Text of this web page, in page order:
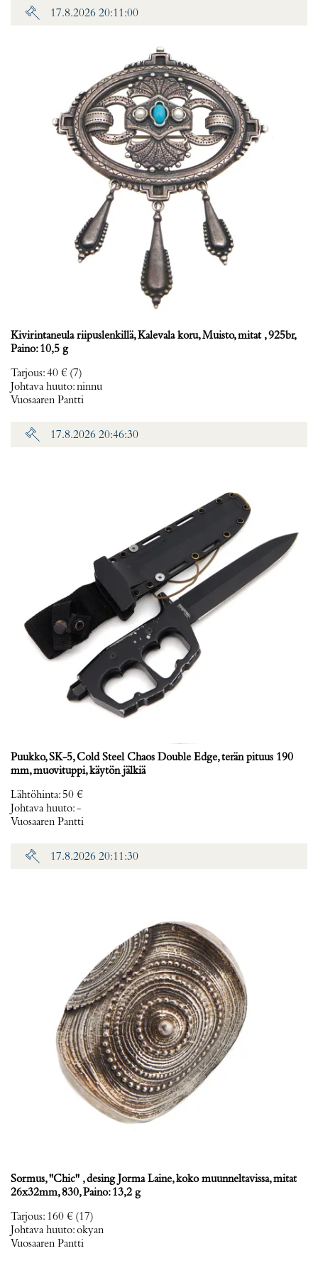
17.8.2026 20:11:00
Kivirintaneula riipuslenkillä, Kalevala koru, Muisto, mitat , 925br,
Paino: 10,5 g
Tarjous:40 € (7)
Johtava huuto:ninnu
Vuosaaren Pantti
17.8.2026 20:46:30
Puukko, SK-5, Cold Steel Chaos Double Edge, terän pituus 190
mm, muovituppi, käytön jälkiä
Lähtöhinta: 50 €
Johtava huuto:-
Vuosaaren Pantti
17.8.2026 20:11:30
Sormus, ''Chic'' , desing Jorma Laine, koko muunneltavissa, mitat
26x32mm, 830, Paino: 13,2 g
Tarjous: 160 € (17)
Johtava huuto:okyan
Vuosaaren Pantti